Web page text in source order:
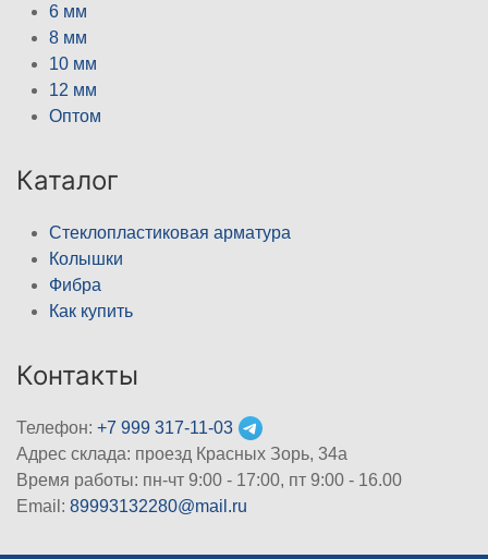
6 мм
8 мм
10 мм
12 мм
Оптом
Каталог
Стеклопластиковая арматура
Колышки
Фибра
Как купить
Контакты
Телефон: +7 999 317-11-03
Адрес склада: проезд Красных Зорь, 34а
Время работы: пн-чт 9:00 - 17:00, пт 9:00 - 16.00
Email: 89993132280@mail.ru